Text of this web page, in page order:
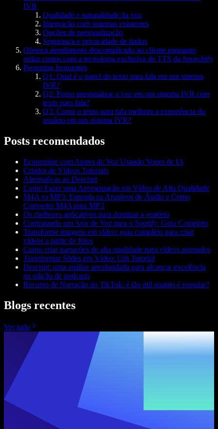
IVR
Qualidade e naturalidade da voz
Integração com sistemas existentes
Opções de personalização
Segurança e privacidade de dados
Ofereça atendimento descomplicado ao cliente enquanto
reduz custos com a tecnologia exclusiva de TTS da Speechify
Perguntas frequentes
Q1: Qual é o papel do texto para fala em um sistema
IVR?
Q2: Posso personalizar a voz em um sistema IVR com
texto para fala?
Q3: Como o texto para fala melhora a experiência do
usuário em um sistema IVR?
Posts recomendados
Economize com Atores de Voz Usando Vozes de IA
Criador de Vídeos Tutoriais
Alternativas ao Descript
Como Fazer uma Apresentação em Vídeo de Alta Qualidade
M4A vs MP3: Entenda os Arquivos de Áudio e Como
Converter M4A para MP3
Os melhores aplicativos para dominar a oratória
Contratando um Ator de Voz para o Spotify: Guia Completo
Transforme imagens em vídeo: guia completo para criar
vídeos a partir de fotos
Como criar narrações de alta qualidade para vídeos animados
Transformar Slides em Vídeo: Um Tutorial
Descript: uma análise aprofundada para alcançar excelência
na edição de podcasts
Recurso de Narração do TikTok: é tão útil quanto é popular?
Blogs recentes
Ver tudo